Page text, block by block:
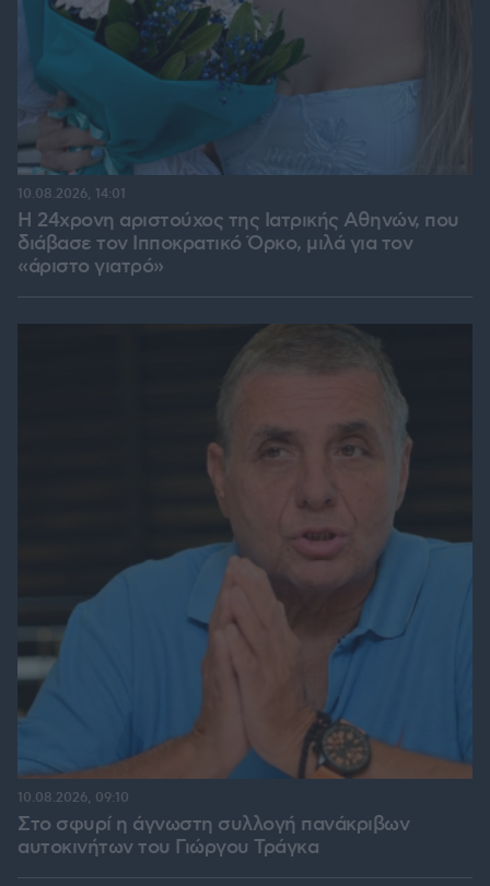
Η 24χρονη αριστούχος της Ιατρικής Αθηνών, που
διάβασε τον Ιπποκρατικό Όρκο, μιλά για τον
«άριστο γιατρό»
10.08.2026, 14:01
Στο σφυρί η άγνωστη συλλογή πανάκριβων
αυτοκινήτων του Γιώργου Τράγκα
10.08.2026, 09:10